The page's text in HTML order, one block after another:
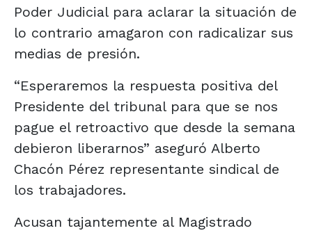
Poder Judicial para aclarar la situación de
lo contrario amagaron con radicalizar sus
medias de presión.
“Esperaremos la respuesta positiva del
Presidente del tribunal para que se nos
pague el retroactivo que desde la semana
debieron liberarnos” aseguró Alberto
Chacón Pérez representante sindical de
los trabajadores.
Acusan tajantemente al Magistrado